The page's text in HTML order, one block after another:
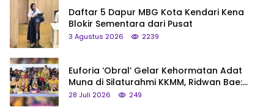
Daftar 5 Dapur MBG Kota Kendari Kena
Blokir Sementara dari Pusat
3 Agustus 2026 2239
Euforia ‘Obral’ Gelar Kehormatan Adat
Muna di Silaturahmi KKMM, Ridwan Bae:
Saya Bukan Tipe Begitu, Belum Pantas!
28 Juli 2026 249